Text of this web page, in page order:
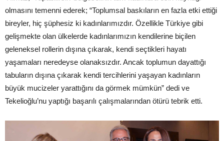
olmasını temenni ederek; “Toplumsal baskıların en fazla etki ettiği
bireyler, hiç şüphesiz ki kadınlarımızdır. Özellikle Türkiye gibi
gelişmekte olan ülkelerde kadınlarımızın kendilerine biçilen
geleneksel rollerin dışına çıkarak, kendi seçtikleri hayatı
yaşamaları neredeyse olanaksızdır. Ancak toplumun dayattığı
tabuların dışına çıkarak kendi tercihlerini yaşayan kadınların
büyük mucizeler yarattığını da görmek mümkün” dedi ve
Tekelioğlu’nu yaptığı başarılı çalışmalarından ötürü tebrik etti.